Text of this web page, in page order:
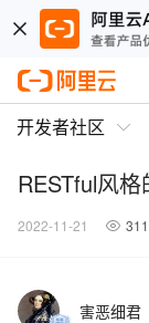
开发者社区
RESTful风格
2022-11-21 311
害恶细君